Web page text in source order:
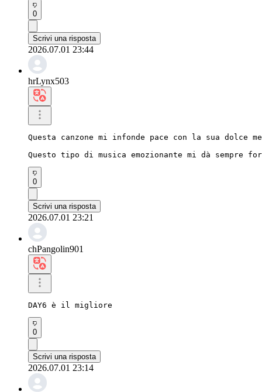
0
Scrivi una risposta
2026.07.01 23:44
hrLynx503
Questa canzone mi infonde pace con la sua dolce
Questo tipo di musica emozionante mi dà sempre
0
Scrivi una risposta
2026.07.01 23:21
chPangolin901
DAY6 è il migliore
0
Scrivi una risposta
2026.07.01 23:14